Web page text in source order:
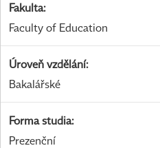
Fakulta:
Faculty of Education
Úroveň vzdělání:
Bakalářské
Forma studia:
Prezenční